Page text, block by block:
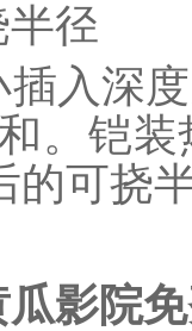
径
入深
。铠
的可挠
瓜影院